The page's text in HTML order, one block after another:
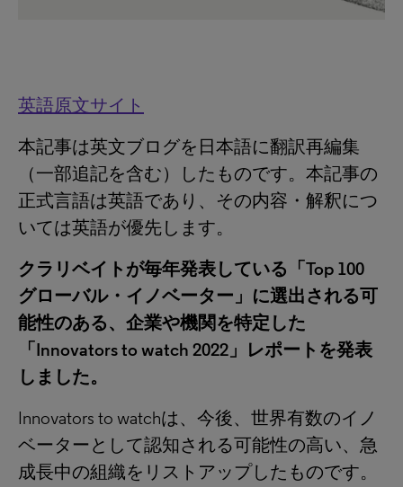
英語原文サイト
本記事は英文ブログを日本語に翻訳再編集
（一部追記を含む）したものです。本記事の
正式言語は英語であり、その内容・解釈につ
いては英語が優先します。
クラリベイトが毎年発表している「Top 100
グローバル・イノベーター」に選出される可
能性のある、企業や機関を特定した
「Innovators to watch 2022 」レポートを発表
しました。
Innovators to watchは、今後、世界有数のイノ
ベーターとして認知される可能性の高い、急
成長中の組織をリストアップしたものです。